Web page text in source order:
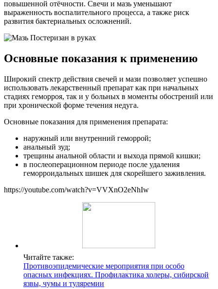
повышенной отёчности. Свечи и мазь уменьшают
выраженность воспалительного процесса, а также риск
развития бактериальных осложнений.
Основные показания к применению
Широкий спектр действия свечей и мази позволяет успешно
использовать лекарственный препарат как при начальных
стадиях геморроя, так и у больных в моменты обострений или
при хронической форме течения недуга.
Основные показания для применения препарата:
наружный или внутренний геморрой;
анальный зуд;
трещины анальной области и выхода прямой кишки;
в послеоперационном периоде после удаления
геморроидальных шишек для скорейшего заживления.
https://youtube.com/watch?v=VVXnO2eNhIw
Читайте также:
Противоэпидемические мероприятия при особо
опасных инфекциях. Профилактика холеры, сибирской
язвы, чумы и туляремии